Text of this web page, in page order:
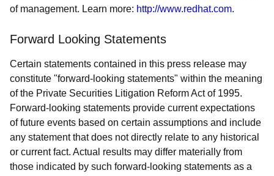
of management. Learn more: http://www.redhat.com.
Forward Looking Statements
Certain statements contained in this press release may
constitute "forward-looking statements" within the meaning
of the Private Securities Litigation Reform Act of 1995.
Forward-looking statements provide current expectations
of future events based on certain assumptions and include
any statement that does not directly relate to any historical
or current fact. Actual results may differ materially from
those indicated by such forward-looking statements as a